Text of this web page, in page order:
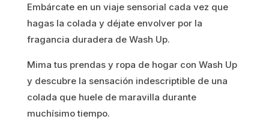
era:
10.20€.
es:
8.16€.
Embárcate en un viaje sensorial cada vez que
hagas la colada y déjate envolver por la
fragancia duradera de Wash Up.
Mima tus prendas y ropa de hogar con Wash Up
y descubre la sensación indescriptible de una
colada que huele de maravilla durante
muchísimo tiempo.